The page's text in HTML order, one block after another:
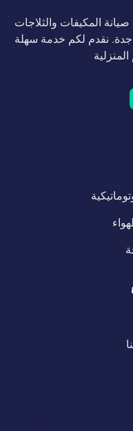
المكيفات والثلاجات
جدة. نقدم لكم خدمة سهلة